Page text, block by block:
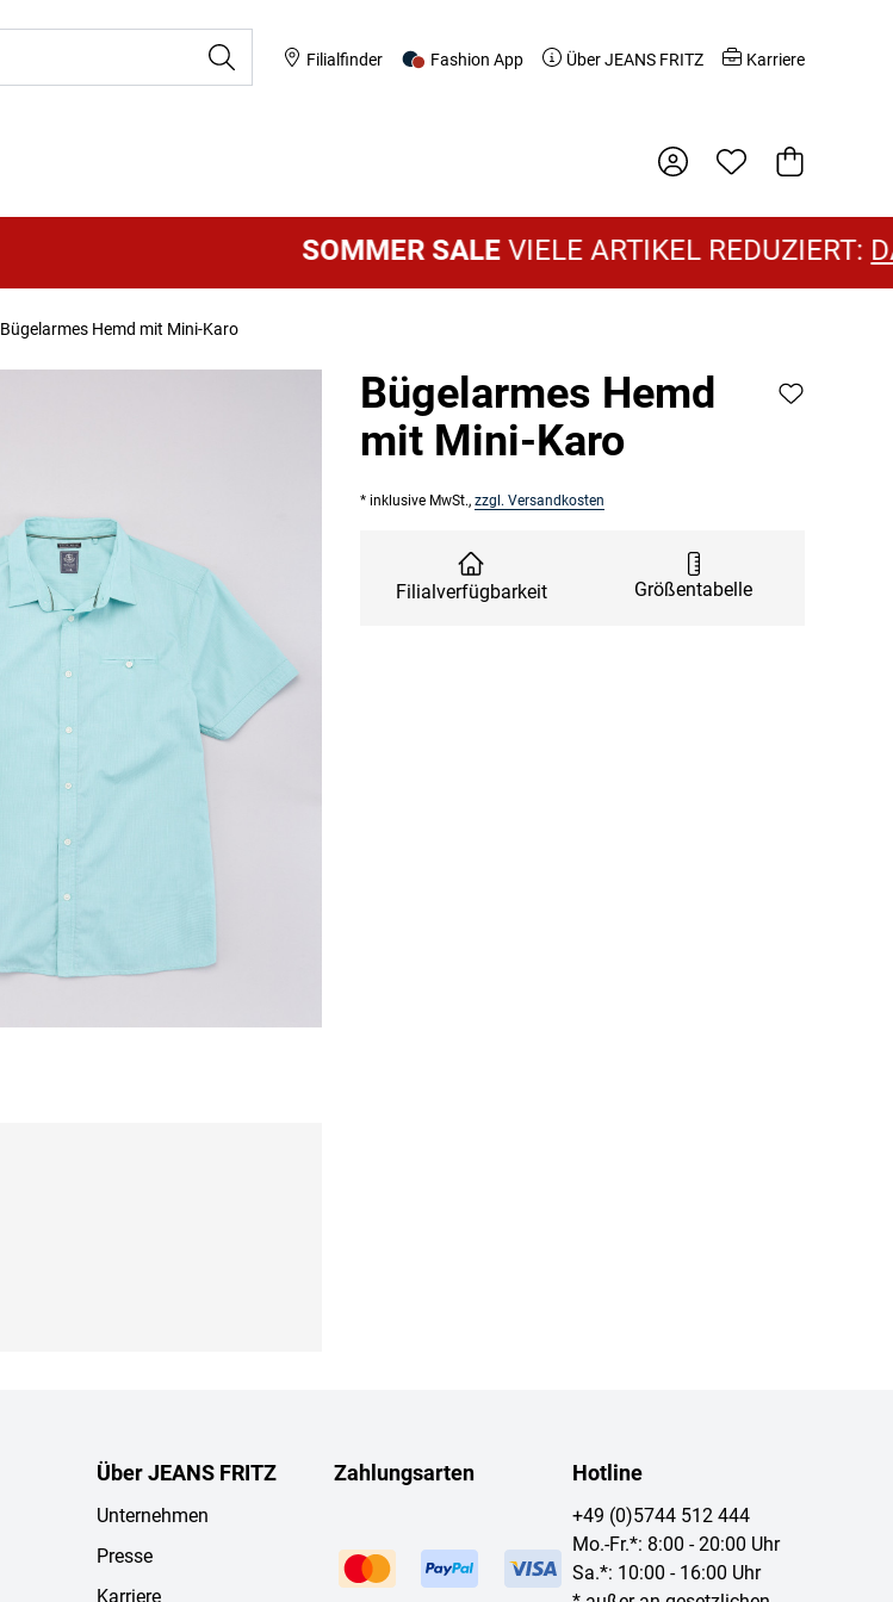
Filialfinder Fashion App Über JEANS FRITZ Karriere
Warenkorb
SOMMER SALEVIELE ARTIKEL REDUZIERT:
Bügelarmes Hemd mit Mini-Karo
Bügelarmes Hemd
mit Mini-Karo
* inklusive MwSt., zzgl. Versandkosten
Filialverfügbarkeit Größentabelle
Über JEANS FRITZ
Unternehmen
Presse
Karriere
Zahlungsarten Hotline
+49 (0)5744 512 444
Mo.-Fr.*: 8:00 - 20:00 Uhr
Sa.*: 10:00 - 16:00 Uhr